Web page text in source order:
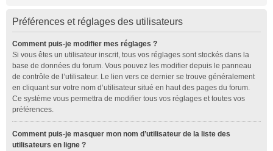
Préférences et réglages des utilisateurs
Comment puis-je modifier mes réglages ?
Si vous êtes un utilisateur inscrit, tous vos réglages sont stockés dans la
base de données du forum. Vous pouvez les modifier depuis le panneau
de contrôle de l’utilisateur. Le lien vers ce dernier se trouve généralement
en cliquant sur votre nom d’utilisateur situé en haut des pages du forum.
Ce système vous permettra de modifier tous vos réglages et toutes vos
préférences.
Comment puis-je masquer mon nom d’utilisateur de la liste des
utilisateurs en ligne ?